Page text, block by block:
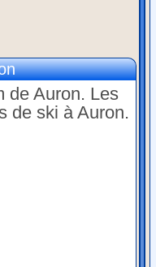
de Auron. Les
de ski à Auron.